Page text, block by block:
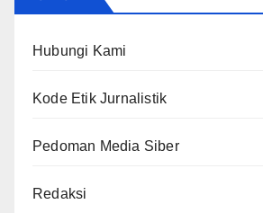
Hubungi Kami
Kode Etik Jurnalistik
Pedoman Media Siber
Redaksi